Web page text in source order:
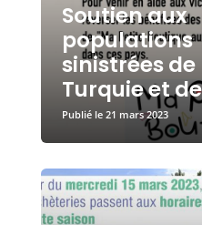
Soutien aux
populations
sinistrées de
Turquie et
21 mars 2023